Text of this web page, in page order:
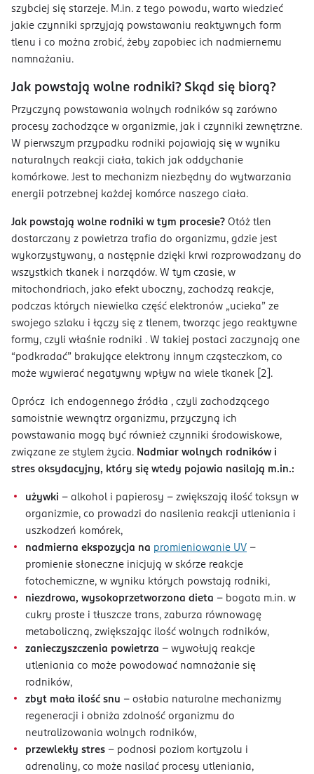
szybciej się starzeje. M.in. z tego powodu, warto wiedzieć
jakie czynniki sprzyjają powstawaniu reaktywnych form
tlenu i co można zrobić, żeby zapobiec ich nadmiernemu
namnażaniu.
Jak powstają wolne rodniki? Skąd się biorą?
Przyczyną powstawania wolnych rodników są zarówno
procesy zachodzące w organizmie, jak i czynniki zewnętrzne.
W pierwszym przypadku rodniki pojawiają się w wyniku
naturalnych reakcji ciała, takich jak oddychanie
komórkowe. Jest to mechanizm niezbędny do wytwarzania
energii potrzebnej każdej komórce naszego ciała.
Jak powstają wolne rodniki w tym procesie? Otóż tlen
dostarczany z powietrza trafia do organizmu, gdzie jest
wykorzystywany, a następnie dzięki krwi rozprowadzany do
wszystkich tkanek i narządów. W tym czasie, w
mitochondriach, jako efekt uboczny, zachodzą reakcje,
podczas których niewielka część elektronów „ucieka” ze
swojego szlaku i łączy się z tlenem, tworząc jego reaktywne
formy, czyli właśnie rodniki . W takiej postaci zaczynają one
“podkradać” brakujące elektrony innym cząsteczkom, co
może wywierać negatywny wpływ na wiele tkanek [2].
Oprócz ich endogennego źródła , czyli zachodzącego
samoistnie wewnątrz organizmu, przyczyną ich
powstawania mogą być również czynniki środowiskowe,
związane ze stylem życia. Nadmiar wolnych rodników i
stres oksydacyjny, który się wtedy pojawia nasilają m.in.:
używki – alkohol i papierosy – zwiększają ilość toksyn w
organizmie, co prowadzi do nasilenia reakcji utleniania i
uszkodzeń komórek,
nadmierna ekspozycja na promieniowanie UV –
promienie słoneczne inicjują w skórze reakcje
fotochemiczne, w wyniku których powstają rodniki,
niezdrowa, wysokoprzetworzona dieta – bogata m.in. w
cukry proste i tłuszcze trans, zaburza równowagę
metaboliczną, zwiększając ilość wolnych rodników,
zanieczyszczenia powietrza – wywołują reakcje
utleniania co może powodować namnażanie się
rodników,
zbyt mała ilość snu – osłabia naturalne mechanizmy
regeneracji i obniża zdolność organizmu do
neutralizowania wolnych rodników,
przewlekły stres – podnosi poziom kortyzolu i
adrenaliny, co może nasilać procesy utleniania,